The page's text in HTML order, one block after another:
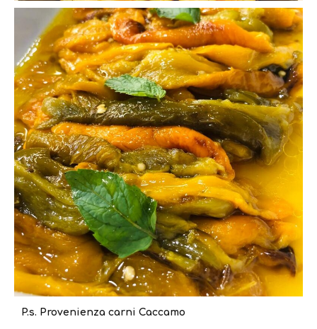
P.s. Provenienza carni Caccamo